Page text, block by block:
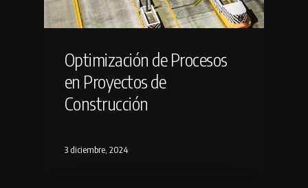
Optimización de Procesos
en Proyectos de
Construcción
3 diciembre, 2024